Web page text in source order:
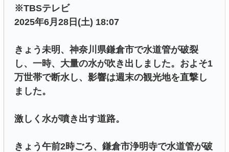
※TBSテレビ
2025年6月28日(土) 18:07
きょう未明、神奈川県鎌倉市で水道管が破裂
し、一時、大量の水が吹き出しました。およそ1
万世帯で断水し、影響は週末の観光地を直撃し
ました。
激しく水が噴き出す道路。
きょう午前2時ごろ、鎌倉市浄明寺で水道管が破